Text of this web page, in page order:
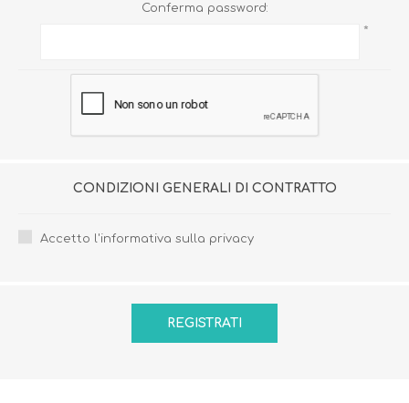
Conferma password:
*
CONDIZIONI GENERALI DI CONTRATTO
Accetto l'informativa sulla privacy